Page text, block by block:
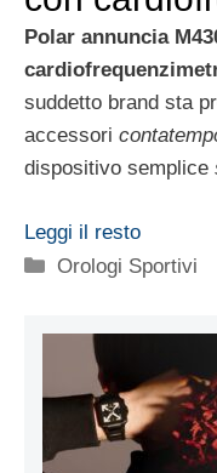
Polar annuncia
suddetto brand sta
accessori
dispositivo semplice
Leggi il resto
Categorie
Orologi Sportivi